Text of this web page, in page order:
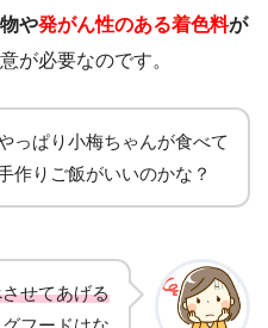
や発がん性のある着色料が
が必要なのです。
っぱり小梅ちゃんが食べて
作りご飯がいいのかな？
せてあげる